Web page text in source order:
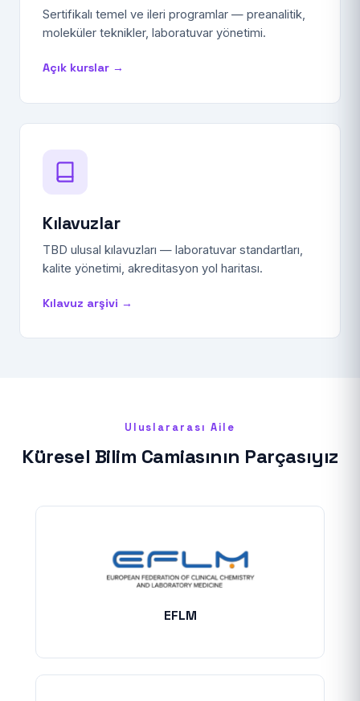
Sertifikalı temel ve ileri programlar — preanalitik,
moleküler teknikler, laboratuvar yönetimi.
Açık kurslar →
Kılavuzlar
TBD ulusal kılavuzları — laboratuvar standartları,
kalite yönetimi, akreditasyon yol haritası.
Kılavuz arşivi →
Uluslararası Aile
Küresel Bilim Camiasının Parçasıyız
EFLM